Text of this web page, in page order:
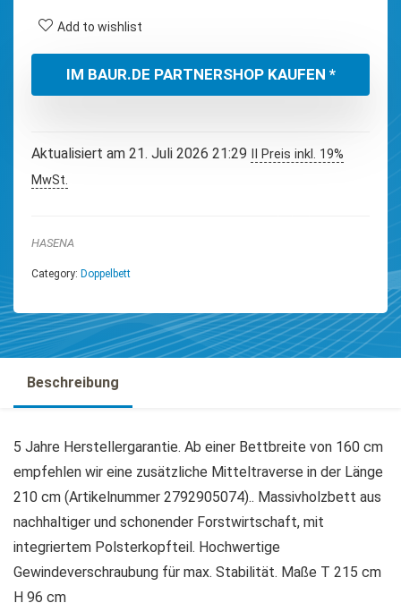
Add to wishlist
IM BAUR.DE PARTNERSHOP KAUFEN *
Aktualisiert am 21. Juli 2026 21:29
II Preis inkl. 19%
MwSt.
HASENA
Category: Doppelbett
Beschreibung
5 Jahre Herstellergarantie. Ab einer Bettbreite von 160 cm
empfehlen wir eine zusätzliche Mitteltraverse in der Länge
210 cm (Artikelnummer 2792905074).. Massivholzbett aus
nachhaltiger und schonender Forstwirtschaft, mit
integriertem Polsterkopfteil. Hochwertige
Gewindeverschraubung für max. Stabilität. Maße T 215 cm
H 96 cm